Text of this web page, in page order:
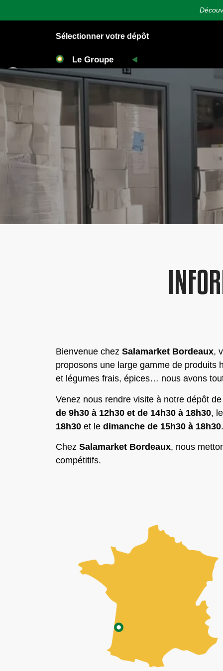
Sélectionner votre dépôt
Bienvenue chez Salamarket Bordeaux,
proposons une large gamme de produits
et légumes frais, épices… nous avons
Venez nous rendre visite à notre dépôt
de 9h30 à 12h30 et de 14h30 à 18h30,
18h30 et le dimanche de 15h30 à 18h30.
Chez Salamarket Bordeaux, nous
compétitifs.